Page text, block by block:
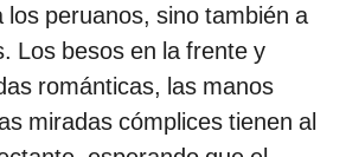
los peruanos, sino también a
Los besos en la frente y
románticas, las manos
miradas cómplices tienen al